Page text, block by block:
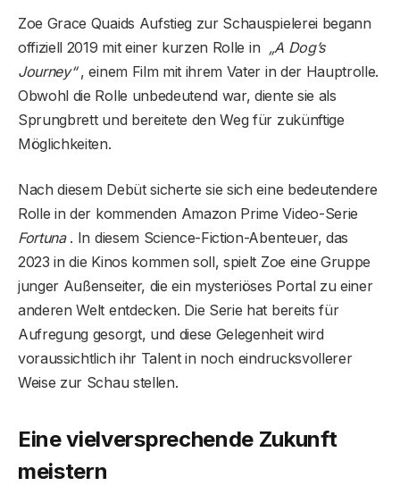
Zoe Grace Quaids Aufstieg zur Schauspielerei begann
offiziell 2019 mit einer kurzen Rolle in „A Dog’s
Journey“, einem Film mit ihrem Vater in der Hauptrolle.
Obwohl die Rolle unbedeutend war, diente sie als
Sprungbrett und bereitete den Weg für zukünftige
Möglichkeiten.
Nach diesem Debüt sicherte sie sich eine bedeutendere
Rolle in der kommenden Amazon Prime Video-Serie
Fortuna. In diesem Science-Fiction-Abenteuer, das
2023 in die Kinos kommen soll, spielt Zoe eine Gruppe
junger Außenseiter, die ein mysteriöses Portal zu einer
anderen Welt entdecken. Die Serie hat bereits für
Aufregung gesorgt, und diese Gelegenheit wird
voraussichtlich ihr Talent in noch eindrucksvollerer
Weise zur Schau stellen.
Eine vielversprechende Zukunft
meistern